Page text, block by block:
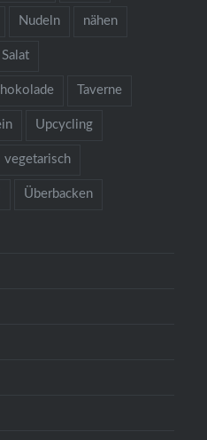
Nudeln nähen
Salat
Taverne
Upcycling
vegetarisch
Überbacken